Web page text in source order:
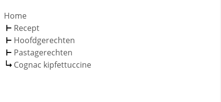
Home
Recept
Hoofdgerechten
Pastagerechten
Cognac kipfettuccine